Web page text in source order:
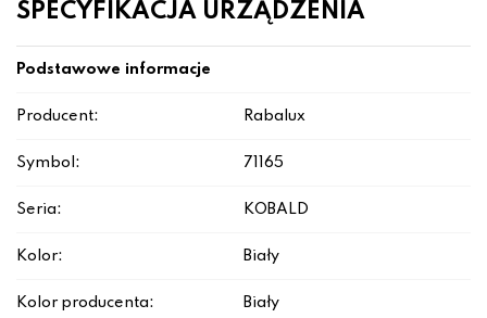
SPECYFIKACJA URZĄDZENIA
Podstawowe informacje
Producent: Rabalux
Symbol: 71165
Seria: KOBALD
Kolor: Biały
Kolor producenta: Biały